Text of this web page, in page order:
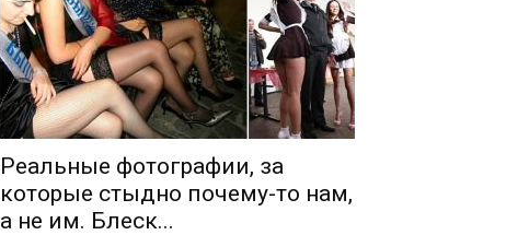
Реальные фотографии, за
которые стыдно почему-то нам,
а не им. Блеск...